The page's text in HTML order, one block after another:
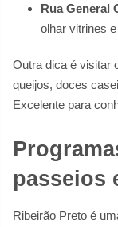
Rua General
olhar vitrines
Outra dica é visitar
queijos, doces
Excelente para
passeios
Ribeirão Preto é